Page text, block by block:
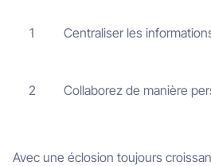
1 Centraliser les
2 Collaborez de manière
Avec une éclosion toujours